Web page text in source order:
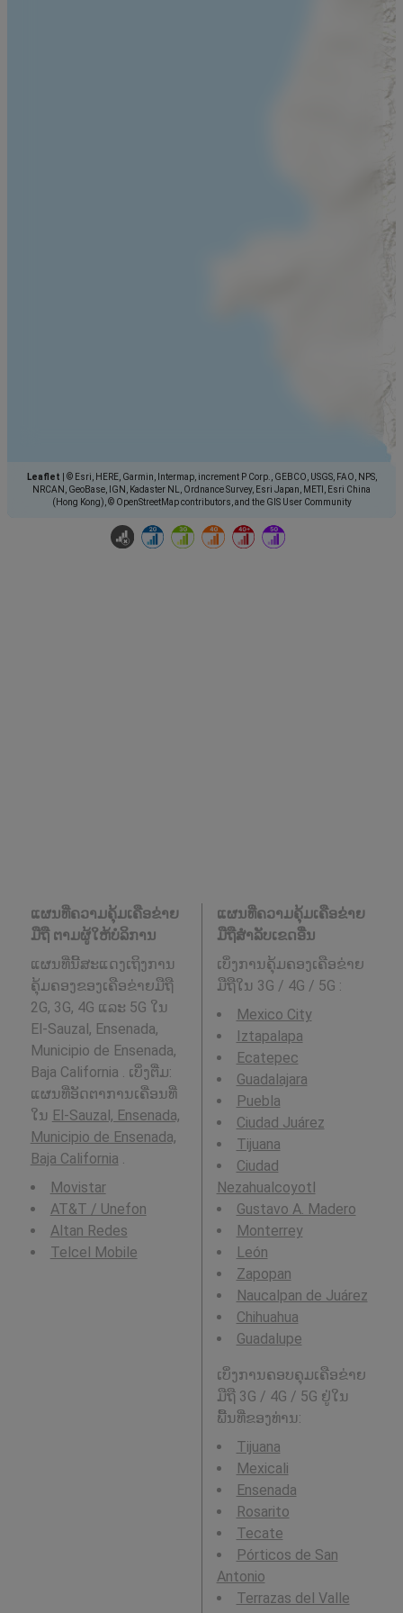
Leaflet
© Esri, HERE, Garmin, Intermap, increment P Corp., GEBCO, USGS, FAO, NPS,
NRCAN, GeoBase, IGN, Kadaster NL, Ordnance Survey, Esri Japan, METI, Esri China
(Hong Kong), © OpenStreetMap contributors, and the GIS User Community
ແຜນທີ່ຄວາມຄຸ້ມເຄືອຂ່າຍ
ມືຖື ຕາມຜູ້ໃຫ້ບໍລິການ
ແຜນທີ່ນີ້ສະແດງເຖິງການ
ຄຸ້ມຄອງຂອງເຄືອຂ່າຍມືຖື
2G, 3G, 4G ແລະ 5G ໃນ
El-Sauzal, Ensenada,
Municipio de Ensenada,
Baja California . ເບິ່ງຕື່ມ:
ແຜນທີ່ອັດຕາການເຄື່ອນທີ່
ໃນ El-Sauzal, Ensenada,
Municipio de Ensenada,
Baja California .
Movistar
AT&T / Unefon
Altan Redes
Telcel Mobile
ແຜນທີ່ຄວາມຄຸ້ມເຄືອຂ່າຍ
ມືຖືສໍາລັບເຂດອື່ນ
ເບິ່ງການຄຸ້ມຄອງເຄືອຂ່າຍ
ມືຖືໃນ 3G / 4G / 5G :
Mexico City
Iztapalapa
Ecatepec
Guadalajara
Puebla
Ciudad Juárez
Tijuana
Ciudad
Nezahualcoyotl
Gustavo A. Madero
Monterrey
León
Zapopan
Naucalpan de Juárez
Chihuahua
Guadalupe
ເບິ່ງການຄອບຄຸມເຄືອຂ່າຍ
ມືຖື 3G / 4G / 5G ຢູ່ໃນ
ພື້ນທີ່ຂອງທ່ານ:
Tijuana
Mexicali
Ensenada
Rosarito
Tecate
Pórticos de San
Antonio
Terrazas del Valle